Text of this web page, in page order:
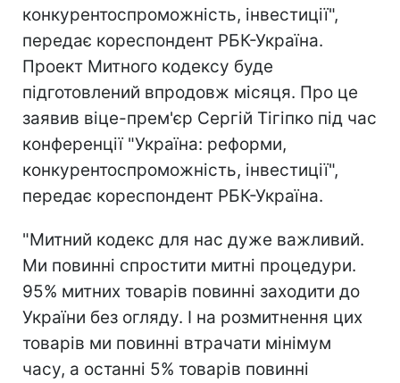
конкурентоспроможність, інвестиції",
передає кореспондент РБК-Україна.
Проект Митного кодексу буде
підготовлений впродовж місяця. Про це
заявив віце-прем'єр Сергій Тігіпко під час
конференції "Україна: реформи,
конкурентоспроможність, інвестиції",
передає кореспондент РБК-Україна.
"Митний кодекс для нас дуже важливий.
Ми повинні спростити митні процедури.
95% митних товарів повинні заходити до
України без огляду. І на розмитнення цих
товарів ми повинні втрачати мінімум
часу, а останні 5% товарів повинні